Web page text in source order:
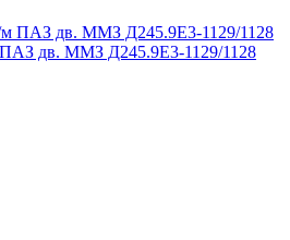
ПАЗ дв. ММЗ Д245.9Е3-1129/1128